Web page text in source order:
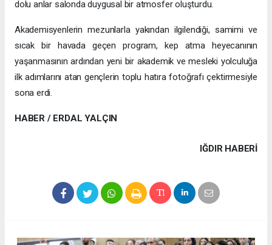
dolu anlar salonda duygusal bir atmosfer oluşturdu.
Akademisyenlerin mezunlarla yakından ilgilendiği, samimi ve
sıcak bir havada geçen program, kep atma heyecanının
yaşanmasının ardından yeni bir akademik ve mesleki yolculuğa
ilk adımlarını atan gençlerin toplu hatıra fotoğrafı çektirmesiyle
sona erdi.
HABER / ERDAL YALÇIN
IĞDIR HABERİ